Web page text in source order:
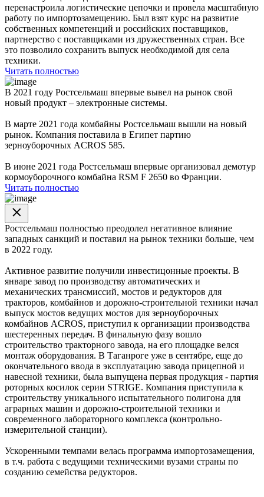
перенастроила логистические цепочки и провела масштабную
работу по импортозамещению. Был взят курс на развитие
собственных компетенций и российских поставщиков,
партнерство с поставщиками из дружественных стран. Все
это позволило сохранить выпуск необходимой для села
техники.
Читать полностью
В 2021 году Ростсельмаш впервые вывел на рынок свой
новый продукт – электронные системы.
В марте 2021 года комбайны Ростсельмаш вышли на новый
рынок. Компания поставила в Египет партию
зерноуборочных ACROS 585.
В июне 2021 года Ростсельмаш впервые организовал демотур
кормоуборочного комбайна RSM F 2650 во Франции.
Читать полностью
Ростсельмаш полностью преодолел негативное влияние
западных санкций и поставил на рынок техники больше, чем
в 2022 году.
Активное развитие получили инвестицонные проекты. В
январе завод по производству автоматических и
механических трансмиссий, мостов и редукторов для
тракторов, комбайнов и дорожно-строительной техники начал
выпуск мостов ведущих мостов для зерноуборочных
комбайнов ACROS, приступил к организации производства
шестеренных передач. В финальную фазу вошло
строительство тракторного завода, на его площадке велся
монтаж оборудования. В Таганроге уже в сентябре, еще до
окончательного ввода в эксплуатацию завода прицепной и
навесной техники, была выпущена первая продукция - партия
роторных косилок серии STRIGE. Компания приступила к
строительству уникального испытательного полигона для
аграрных машин и дорожно-строительной техники и
современного лабораторного комплекса (контрольно-
измерительной станции).
Ускоренными темпами велась программа импортозамещения,
в т.ч. работа с ведущими техническими вузами страны по
созданию семейства редукторов.